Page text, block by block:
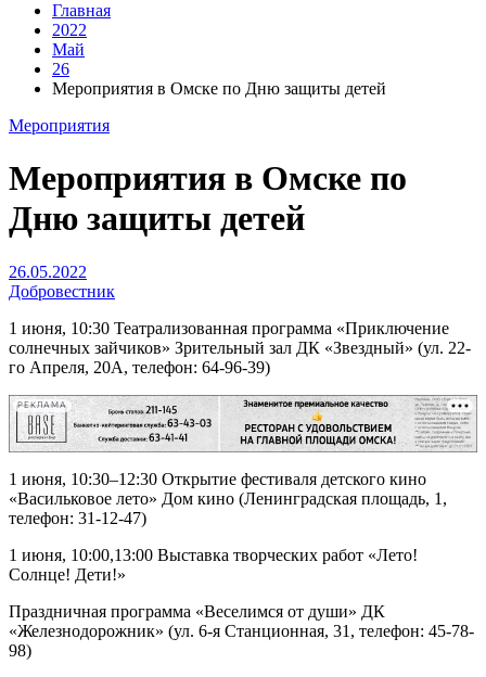
Главная
2022
Май
26
Мероприятия в Омске по Дню защиты детей
Мероприятия
Мероприятия в Омске по
Дню защиты детей
26.05.2022
Добровестник
1 июня, 10:30 Театрализованная программа «Приключение
солнечных зайчиков» Зрительный зал ДК «Звездный» (ул. 22-
го Апреля, 20А, телефон: 64-96-39)
РЕКЛАМА
1 июня, 10:30–12:30 Открытие фестиваля детского кино
«Васильковое лето» Дом кино (Ленинградская площадь, 1,
телефон: 31-12-47)
1 июня, 10:00,13:00 Выставка творческих работ «Лето!
Солнце! Дети!»
Праздничная программа «Веселимся от души» ДК
«Железнодорожник» (ул. 6-я Станционная, 31, телефон: 45-78-
98)